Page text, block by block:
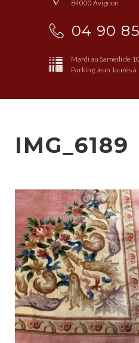
84000 Avignon
04 90
Mardi au Samedi de
Parking Jean Jaurès
IMG_6189